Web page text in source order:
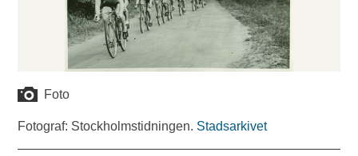
Foto
Fotograf: Stockholmstidningen. Stadsarkivet